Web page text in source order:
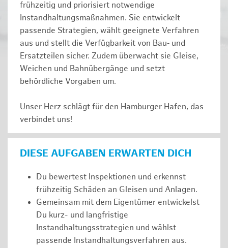
frühzeitig und priorisiert notwendige
Instandhaltungsmaßnahmen. Sie entwickelt
passende Strategien, wählt geeignete Verfahren
aus und stellt die Verfügbarkeit von Bau‑ und
Ersatzteilen sicher. Zudem überwacht sie Gleise,
Weichen und Bahnübergänge und setzt
behördliche Vorgaben um.
Unser Herz schlägt für den Hamburger Hafen, das
verbindet uns!
DIESE AUFGABEN ERWARTEN DICH
Du bewertest Inspektionen und erkennst
frühzeitig Schäden an Gleisen und Anlagen.
Gemeinsam mit dem Eigentümer entwickelst
Du kurz- und langfristige
Instandhaltungsstrategien und wählst
passende Instandhaltungsverfahren aus.